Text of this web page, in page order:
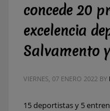
concede 20
excelencia
Salvamento
VIERNES, 07 ENERO 2022 BY
15 deportistas y 5